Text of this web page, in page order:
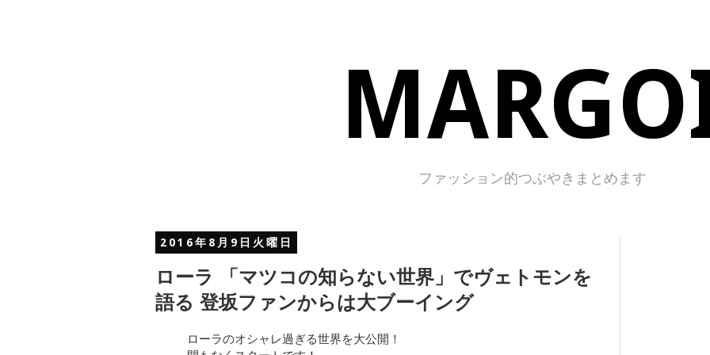
ファッション的つぶやきまとめます
2016年8月9日火曜日
ローラ 「マツコの知らない世界」でヴェトモンを
語る 登坂ファンからは大ブーイング
ローラのオシャレ過ぎる世界を大公開！